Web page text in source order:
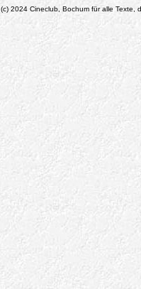
(c) 2024 Cineclub, Bochum für alle Texte,